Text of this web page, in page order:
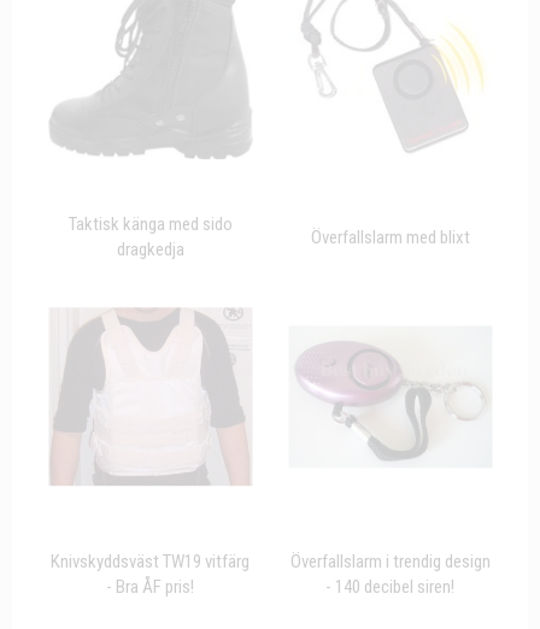
Taktisk känga med sido
dragkedja
Överfallslarm med blixt
Knivskyddsväst TW19 vitfärg
- Bra ÅF pris!
Överfallslarm i trendig design
- 140 decibel siren!